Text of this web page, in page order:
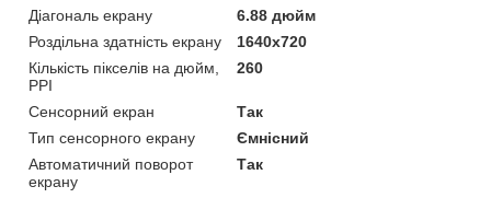
Діагональ екрану
6.88 дюйм
Роздільна здатність екрану
1640x720
Кількість пікселів на дюйм,
PPI
260
Сенсорний екран
Так
Тип сенсорного екрану
Ємнісний
Автоматичний поворот
екрану
Так